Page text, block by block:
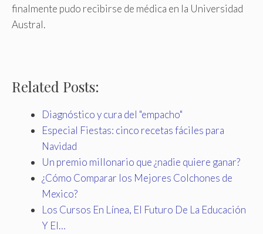
finalmente pudo recibirse de médica en la Universidad
Austral.
Related Posts:
Diagnóstico y cura del "empacho"
Especial Fiestas: cinco recetas fáciles para
Navidad
Un premio millonario que ¿nadie quiere ganar?
¿Cómo Comparar los Mejores Colchones de
Mexico?
Los Cursos En Línea, El Futuro De La Educación
Y El…